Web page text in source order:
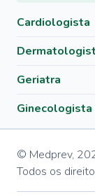
Cardiologista
Geriatra
Ginecologista
© Medprev,
Todos os